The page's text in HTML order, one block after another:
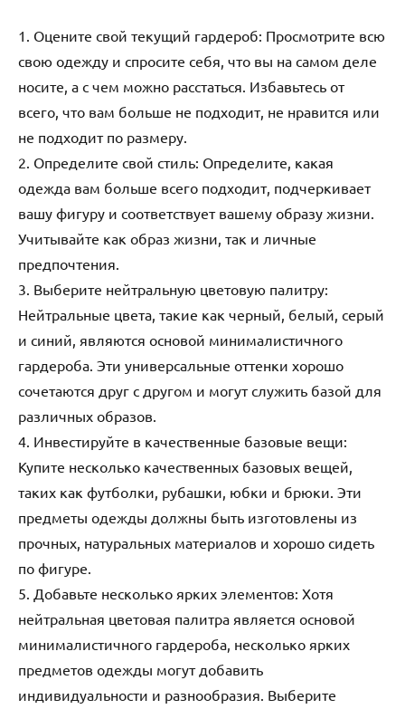
1. Оцените свой текущий гардероб: Просмотрите всю
свою одежду и спросите себя, что вы на самом деле
носите, а с чем можно расстаться. Избавьтесь от
всего, что вам больше не подходит, не нравится или
не подходит по размеру.
2. Определите свой стиль: Определите, какая
одежда вам больше всего подходит, подчеркивает
вашу фигуру и соответствует вашему образу жизни.
Учитывайте как образ жизни, так и личные
предпочтения.
3. Выберите нейтральную цветовую палитру:
Нейтральные цвета, такие как черный, белый, серый
и синий, являются основой минималистичного
гардероба. Эти универсальные оттенки хорошо
сочетаются друг с другом и могут служить базой для
различных образов.
4. Инвестируйте в качественные базовые вещи:
Купите несколько качественных базовых вещей,
таких как футболки, рубашки, юбки и брюки. Эти
предметы одежды должны быть изготовлены из
прочных, натуральных материалов и хорошо сидеть
по фигуре.
5. Добавьте несколько ярких элементов: Хотя
нейтральная цветовая палитра является основой
минималистичного гардероба, несколько ярких
предметов одежды могут добавить
индивидуальности и разнообразия. Выберите